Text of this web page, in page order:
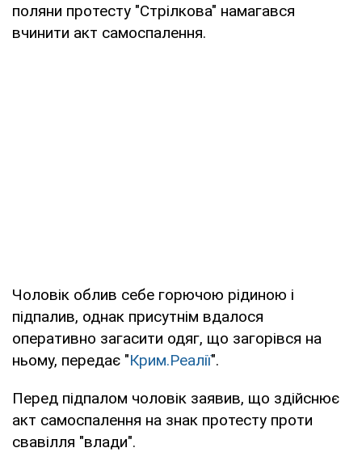
поляни протесту "Стрілкова" намагався
вчинити акт самоспалення.
Чоловік облив себе горючою рідиною і
підпалив, однак присутнім вдалося
оперативно загасити одяг, що загорівся на
ньому, передає "Крим.Реалії".
Перед підпалом чоловік заявив, що здійснює
акт самоспалення на знак протесту проти
свавілля "влади".